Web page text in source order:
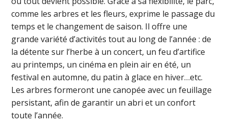
comme les arbres et les fleurs, exprime le passage du
temps et le changement de saison. Il offre une
grande variété d’activités tout au long de l’année : de
la détente sur l’herbe à un concert, un feu d’artifice
au printemps, un cinéma en plein air en été, un
festival en automne, du patin à glace en hiver…etc.
Les arbres formeront une canopée avec un feuillage
persistant, afin de garantir un abri et un confort
toute l’année.